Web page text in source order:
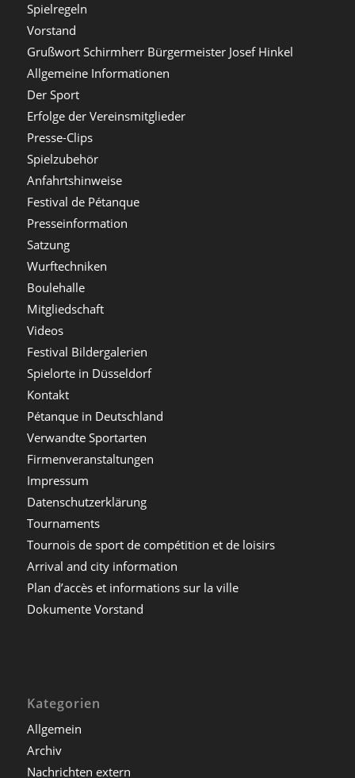
Spielregeln
Vorstand
Grußwort Schirmherr Bürgermeister Josef Hinkel
Allgemeine Informationen
Der Sport
Erfolge der Vereinsmitglieder
Presse-Clips
Spielzubehör
Anfahrtshinweise
Festival de Pétanque
Presseinformation
Satzung
Wurftechniken
Boulehalle
Mitgliedschaft
Videos
Festival Bildergalerien
Spielorte in Düsseldorf
Kontakt
Pétanque in Deutschland
Verwandte Sportarten
Firmenveranstaltungen
Impressum
Datenschutzerklärung
Tournaments
Tournois de sport de compétition et de loisirs
Arrival and city information
Plan d’accès et informations sur la ville
Dokumente Vorstand
Kategorien
Allgemein
Archiv
Nachrichten extern